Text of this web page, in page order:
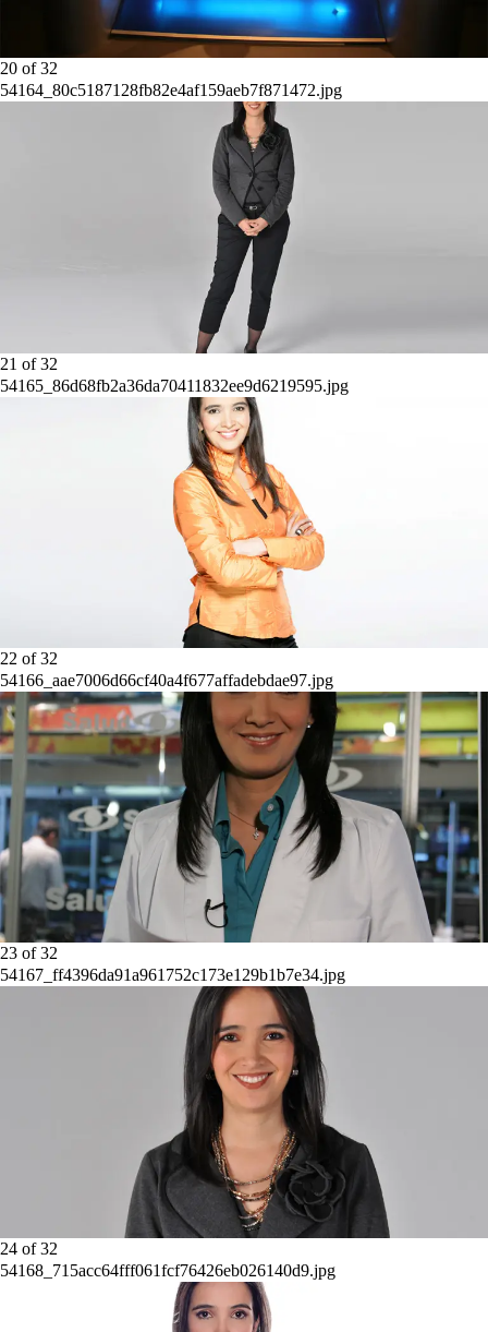
20 of32
54164_80c5187128fb82e4af159aeb7f871472.jpg
21 of32
54165_86d68fb2a36da70411832ee9d6219595.jpg
22 of32
54166_aae7006d66cf40a4f677affadebdae97.jpg
23 of32
54167_ff4396da91a961752c173e129b1b7e34.jpg
24 of32
54168_715acc64fff061fcf76426eb026140d9.jpg